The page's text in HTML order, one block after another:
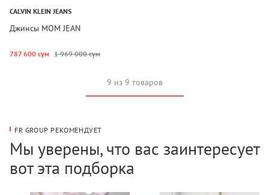
CALVIN KLEIN JEANS
Джинсы MOM JEAN
787 600 сум 1 969 000 сум
9 из 9 товаров
FR GROUP РЕКОМЕНДУЕТ
Мы уверены, что вас заинтересует
вот эта подборка